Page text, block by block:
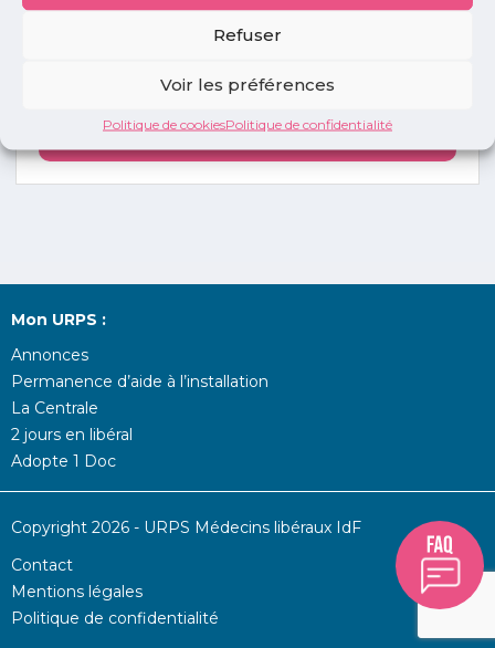
Refuser
Voir les préférences
Politique de cookiesPolitique de confidentialité
annonces
Mon URPS :
Annonces
Permanence d’aide à l’installation
La Centrale
2 jours en libéral
Adopte 1 Doc
Copyright 2026 - URPS Médecins libéraux IdF
Contact
Mentions légales
Politique de confidentialité